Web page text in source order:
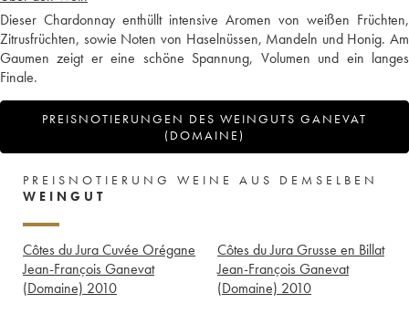
Dieser Chardonnay enthüllt intensive Aromen von weißen Früchten,
Zitrusfrüchten, sowie Noten von Haselnüssen, Mandeln und Honig. Am
Gaumen zeigt er eine schöne Spannung, Volumen und ein langes
Finale.
PREISNOTIERUNGEN DES WEINGUTS GANEVAT
(DOMAINE)
PREISNOTIERUNG WEINE AUS DEMSELBEN
WEINGUT
Côtes du Jura Cuvée Orégane
Jean-François Ganevat
(Domaine) 2010
Côtes du Jura Grusse en Billat
Jean-François Ganevat
(Domaine) 2010